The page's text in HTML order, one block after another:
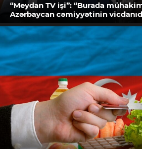
“Meydan TV işi”: “Burada
Azərbaycan cəmiyyətinin